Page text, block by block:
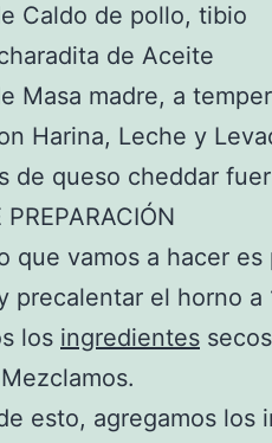
Caldo de pollo, tibio
de Aceite
Masa madre, a
Harina, Leche y
de queso cheddar
PREPARACIÓN
que vamos a hacer
precalentar el horno
los ingredientes
esto, agregamos los